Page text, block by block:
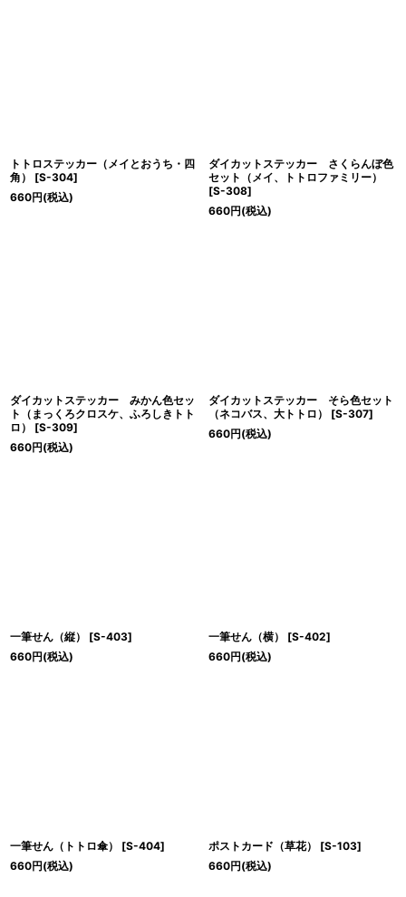
トトロステッカー（メイとおうち・四
角）
[S-304]
660円(税込)
ダイカットステッカー さくらんぼ色
セット（メイ、トトロファミリー）
[S-308]
660円(税込)
ダイカットステッカー みかん色セッ
ト（まっくろクロスケ、ふろしきトト
ロ）
[S-309]
660円(税込)
ダイカットステッカー そら色セット
（ネコバス、大トトロ）
[S-307]
660円(税込)
一筆せん（縦） [S-403]
660円(税込)
一筆せん（横） [S-402]
660円(税込)
一筆せん（トトロ傘） [S-404]
660円(税込)
ポストカード（草花） [S-103]
660円(税込)